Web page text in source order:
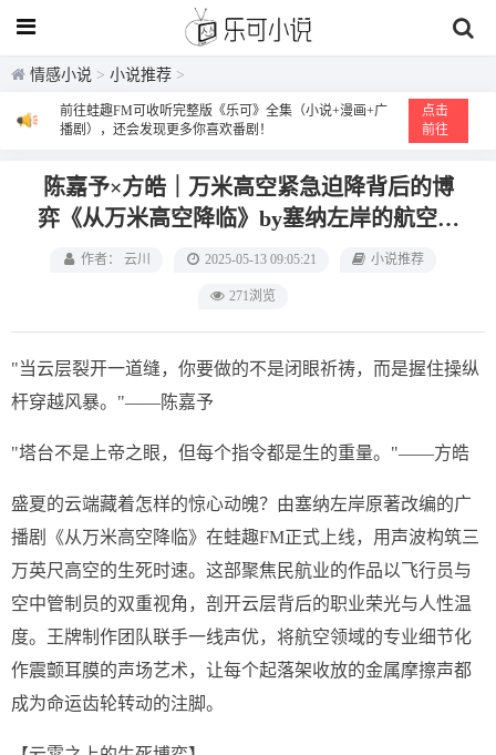
情感小说 > 小说推荐 >
前往蛙趣FM可收听完整版《乐可》全集（小说+漫画+广
播剧），还会发现更多你喜欢番剧！
点击
前往
陈嘉予×方皓｜万米高空紧急迫降背后的博
弈《从万米高空降临》by塞纳左岸的航空业
生死72小时
作者： 云川 2025-05-13 09:05:21 小说推荐
271浏览
"当云层裂开一道缝，你要做的不是闭眼祈祷，而是握住操纵
杆穿越风暴。"——陈嘉予
"塔台不是上帝之眼，但每个指令都是生的重量。"——方皓
盛夏的云端藏着怎样的惊心动魄？由塞纳左岸原著改编的广
播剧《从万米高空降临》在蛙趣FM正式上线，用声波构筑三
万英尺高空的生死时速。这部聚焦民航业的作品以飞行员与
空中管制员的双重视角，剖开云层背后的职业荣光与人性温
度。王牌制作团队联手一线声优，将航空领域的专业细节化
作震颤耳膜的声场艺术，让每个起落架收放的金属摩擦声都
成为命运齿轮转动的注脚。